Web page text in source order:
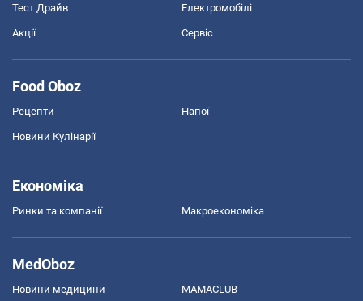
Тест Драйв Електромобілі
Акції Сервіс
Food Oboz
Рецепти Напої
Новини Кулінарії
Економіка
Ринки та компанії Макроекономіка
MedOboz
Новини медицини MAMACLUB